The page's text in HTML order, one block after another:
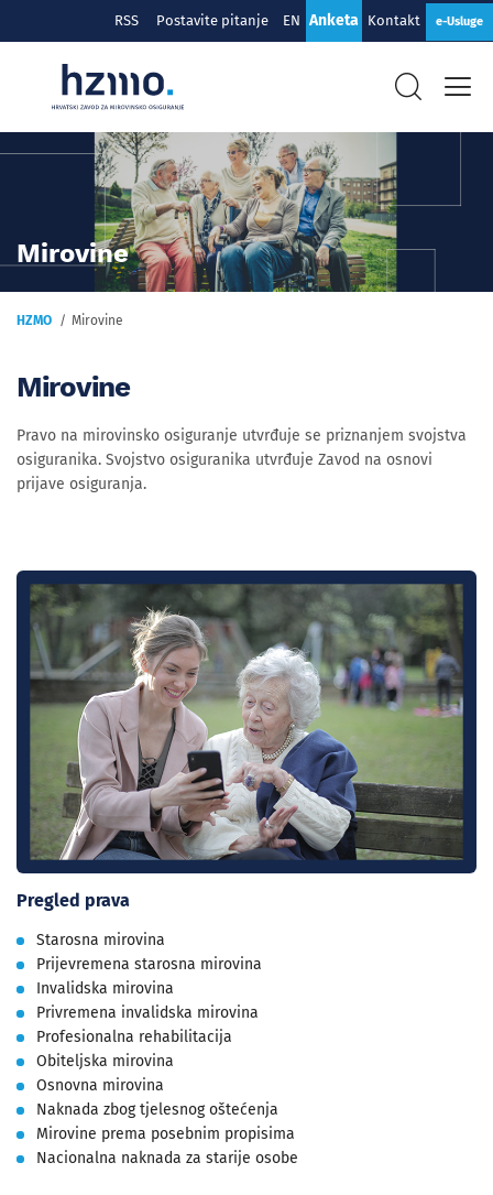
RSS Postavite pitanje EN Anketa Kontakt e-Usluge
Mirovine
HZMO Mirovine
Mirovine
Pravo na mirovinsko osiguranje utvrđuje se priznanjem svojstva
osiguranika. Svojstvo osiguranika utvrđuje Zavod na osnovi
prijave osiguranja.
Pregled prava
Starosna mirovina
Prijevremena starosna mirovina
Invalidska mirovina
Privremena invalidska mirovina
Profesionalna rehabilitacija
Obiteljska mirovina
Osnovna mirovina
Naknada zbog tjelesnog oštećenja
Mirovine prema posebnim propisima
Nacionalna naknada za starije osobe